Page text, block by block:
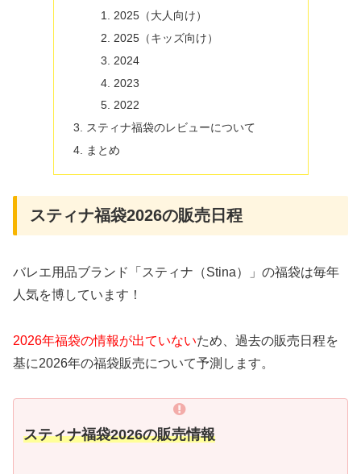
2025（大人向け）
2025（キッズ向け）
2024
2023
2022
スティナ福袋のレビューについて
まとめ
スティナ福袋2026の販売日程
バレエ用品ブランド「スティナ（Stina）」の福袋は毎年
人気を博しています！
2026年福袋の情報が出ていないため、過去の販売日程を
基に2026年の福袋販売について予測します。
スティナ福袋2026の販売情報